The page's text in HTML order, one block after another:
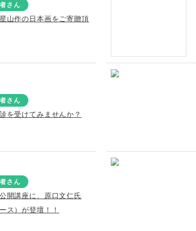
さん
山作の日本画をご寄贈頂
さん
を受けてみませんか？
さん
開講座に、原口文仁氏
ス）が登壇！！